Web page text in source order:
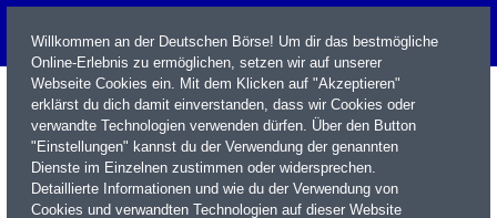
Willkommen an der Deutschen Börse! Um dir das bestmögliche
Online-Erlebnis zu ermöglichen, setzen wir auf unserer
Webseite Cookies ein. Mit dem Klicken auf "Akzeptieren"
erklärst du dich damit einverstanden, dass wir Cookies oder
verwandte Technologien verwenden dürfen. Über den Button
"Einstellungen" kannst du der Verwendung der genannten
Dienste im Einzelnen zustimmen oder widersprechen.
Detaillierte Informationen und wie du der Verwendung von
Cookies und verwandten Technologien auf dieser Website